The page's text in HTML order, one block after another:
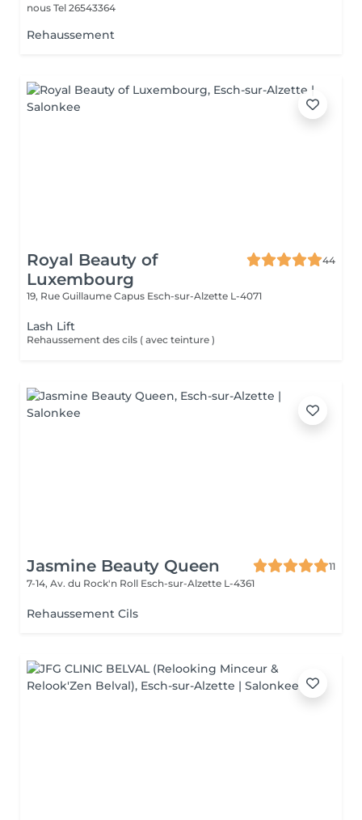
nous Tel 26543364
Rehaussement
Royal Beauty of
Luxembourg
44
19, Rue Guillaume Capus Esch-sur-Alzette L-4071
Lash Lift
Rehaussement des cils ( avec teinture )
Jasmine Beauty Queen
11
7-14, Av. du Rock'n Roll Esch-sur-Alzette L-4361
Rehaussement Cils